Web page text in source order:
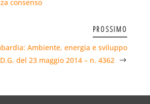
consenso
PROSSIMO
Ambiente, energia e sviluppo
del 23 maggio 2014 – n. 4362